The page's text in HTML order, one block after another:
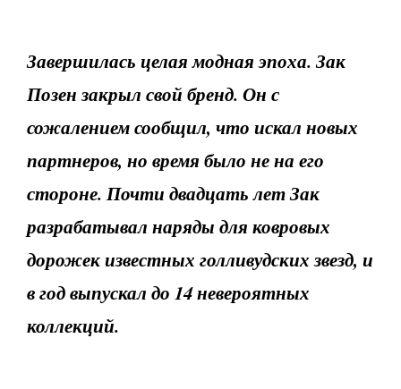
Завершилась целая модная эпоха. Зак
Позен закрыл свой бренд. Он с
сожалением сообщил, что искал новых
партнеров, но время было не на его
стороне. Почти двадцать лет Зак
разрабатывал наряды для ковровых
дорожек известных голливудских звезд, и
в год выпускал до 14 невероятных
коллекций.